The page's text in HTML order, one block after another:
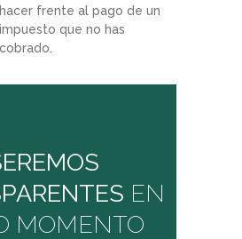
hacer frente al pago de un
impuesto que no has
cobrado.
EN
MOMENTO